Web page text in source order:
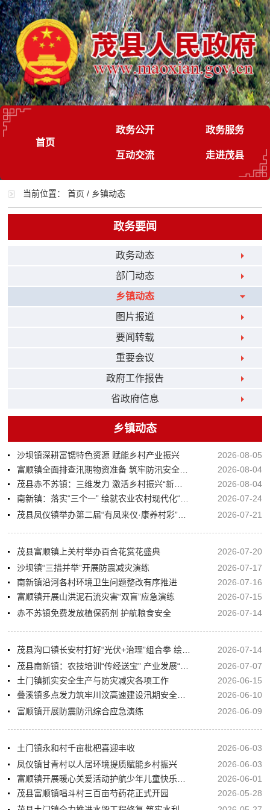
首页
政务公开 政务服务
互动交流 走进茂县
当前位置：首页 / 乡镇动态
政务要闻
政务动态
部门动态
乡镇动态
图片报道
要闻转载
重要会议
政府工作报告
省政府信息
乡镇动态
沙坝镇深耕富锶特色资源 赋能乡村产业振兴
2026-08-05
2026-08-04
2026-08-04
2026-07-24
2026-07-21
茂县富顺镇上关村举办百合花赏花盛典
2026-07-20
沙坝镇“三措并举”开展防震减灾演练
2026-07-17
南新镇沿河各村环境卫生问题整改有序推进
2026-07-16
富顺镇开展山洪泥石流灾害“双盲”应急演练
2026-07-15
赤不苏镇免费发放植保药剂 护航粮食安全
2026-07-14
2026-07-14
2026-07-07
土门镇抓实安全生产与防灾减灾各项工作
2026-06-15
2026-06-10
富顺镇开展防震防汛综合应急演练
2026-06-09
土门镇永和村千亩枇杷喜迎丰收
2026-06-03
凤仪镇甘青村以人居环境提质赋能乡村振兴
2026-06-03
2026-06-01
茂县富顺镇唱斗村三百亩芍药花正式开园
2026-05-28